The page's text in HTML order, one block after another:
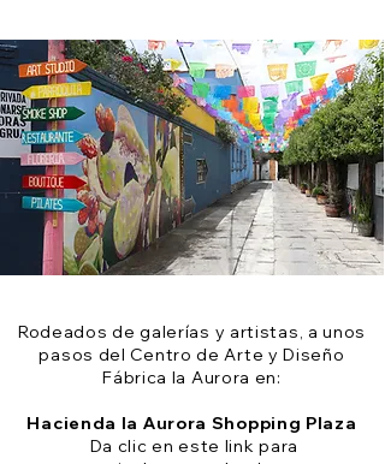
Rodeados de galerías y artistas, a unos
pasos del Centro de Arte y Diseño
Fábrica la Aurora en:
Hacienda la Aurora Shopping Plaza
Da clic en este link para